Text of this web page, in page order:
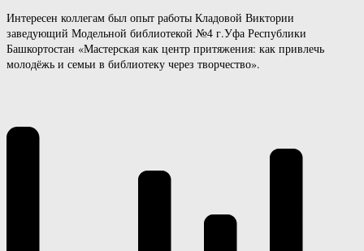
Интересен коллегам был опыт работы Кладовой Виктории
заведующий Модельной библиотекой №4 г.Уфа Республики
Башкортостан «Мастерская как центр притяжения: как привлечь
молодёжь и семьи в библиотеку через творчество».